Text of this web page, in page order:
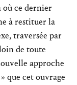
ce dernier
à restituer la
traversée par
de toute
approche
que cet ouvrage